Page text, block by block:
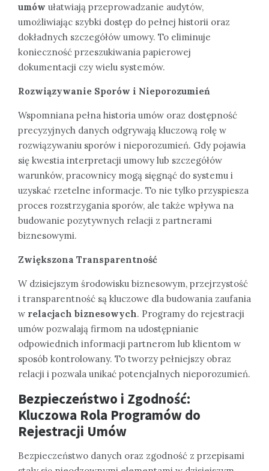
umów ułatwiają przeprowadzanie audytów,
umożliwiając szybki dostęp do pełnej historii oraz
dokładnych szczegółów umowy. To eliminuje
konieczność przeszukiwania papierowej
dokumentacji czy wielu systemów.
Rozwiązywanie Sporów i Nieporozumień
Wspomniana pełna historia umów oraz dostępność
precyzyjnych danych odgrywają kluczową rolę w
rozwiązywaniu sporów i nieporozumień. Gdy pojawia
się kwestia interpretacji umowy lub szczegółów
warunków, pracownicy mogą sięgnąć do systemu i
uzyskać rzetelne informacje. To nie tylko przyspiesza
proces rozstrzygania sporów, ale także wpływa na
budowanie pozytywnych relacji z partnerami
biznesowymi.
Zwiększona Transparentność
W dzisiejszym środowisku biznesowym, przejrzystość
i transparentność są kluczowe dla budowania zaufania
w relacjach biznesowych. Programy do rejestracji
umów pozwalają firmom na udostępnianie
odpowiednich informacji partnerom lub klientom w
sposób kontrolowany. To tworzy pełniejszy obraz
relacji i pozwala unikać potencjalnych nieporozumień.
Bezpieczeństwo i Zgodność:
Kluczowa Rola Programów do
Rejestracji Umów
Bezpieczeństwo danych oraz zgodność z przepisami